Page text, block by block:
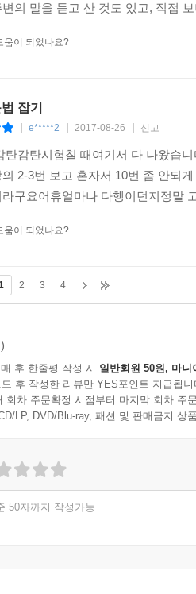
변의 말을 듣고 산 것도 있고, 직접
움이 되었나요?
잡기
e*****2 2017-08-26 신고
탄감탄시험칠 때여기서 다 나왔습
2-3번 보고 혼자서 10번 좀 안되
라구요어휴얼마나 다행이던지정말
움이 되었나요?
2 3 4
후 한줄평 작성 시 일반회원 50원, 마니
후 작성한 리뷰만 YES포인트 지급됩니
회차 주문확정 시점부터 마지막 회차 주
LP, DVD/Blu-ray, 패션 및 판매금지 상
50자까지 작성가능